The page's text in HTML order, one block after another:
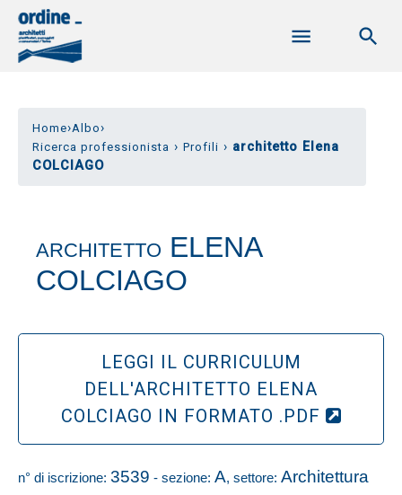
Home›Albo›
Ricerca professionista › Profili › architetto Elena
COLCIAGO
ARCHITETTO ELENA
COLCIAGO
LEGGI IL CURRICULUM
DELL'ARCHITETTO ELENA
COLCIAGO IN FORMATO .PDF
n° di iscrizione: 3539 - sezione: A, settore: Architettura